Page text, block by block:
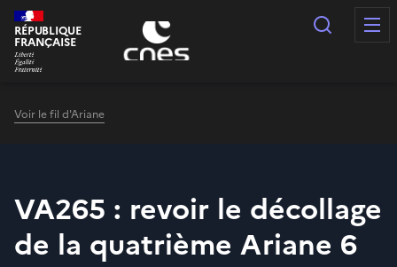
Panneau de gestion des cookies
RÉPUBLIQUE
FRANÇAISE
Voir le fil d'Ariane
VA265 : revoir le décollage
de la quatrième Ariane 6